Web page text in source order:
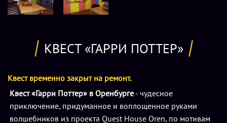
КВЕСТ «ГАРРИ ПОТТЕР»
Квест временно закрыт на ремонт.
Квест «Гарри Поттер» в Оренбурге - чудесное
приключение, придуманное и воплощенное руками
волшебников из проекта Quest House Oren, по мотивам